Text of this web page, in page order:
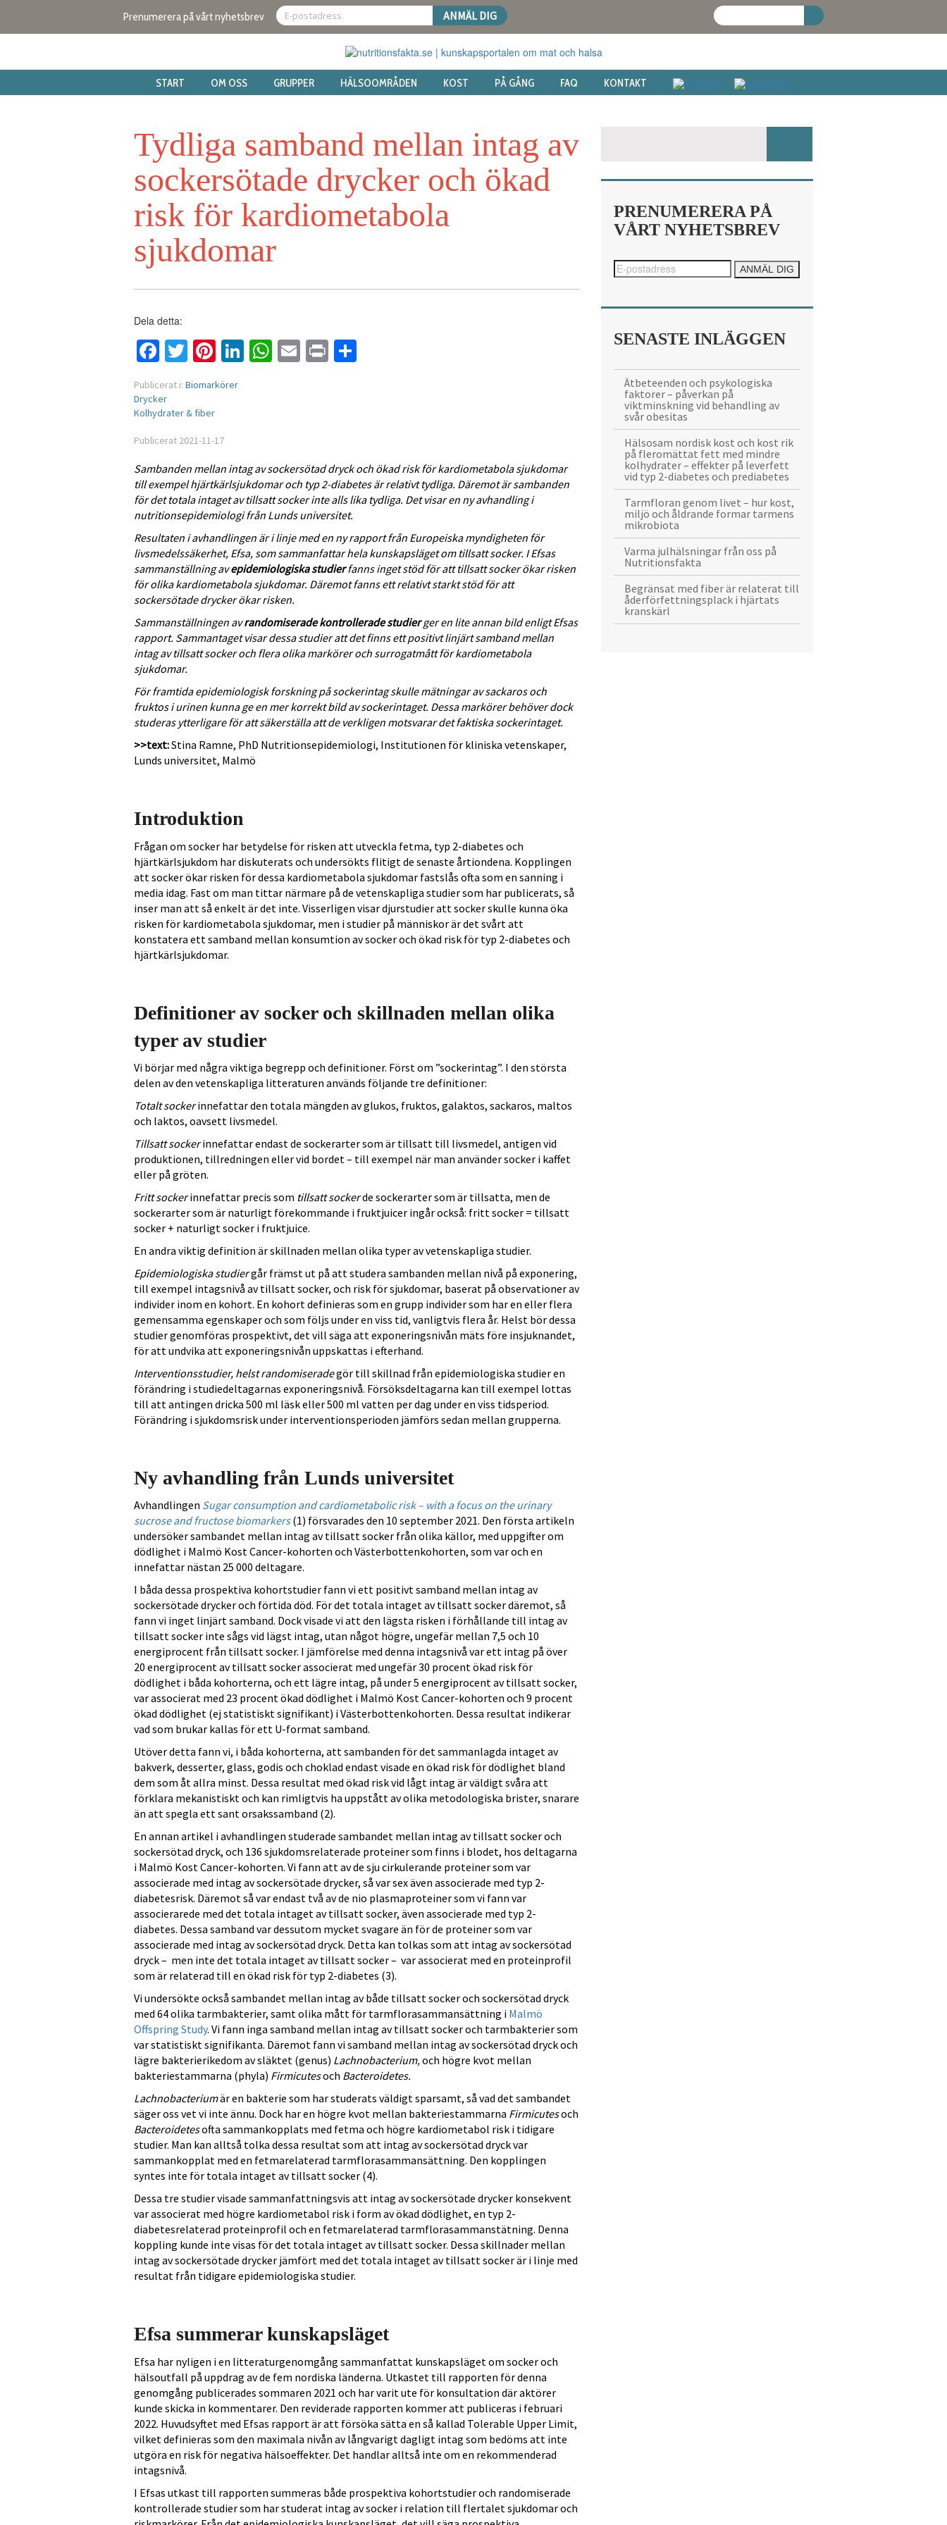
Prenumerera på vårt nyhetsbrev
START OM OSS GRUPPER HÄLSOOMRÅDEN KOST PÅ GÅNG FAQ KONTAKT
Tydliga samband mellan intag av
sockersötade drycker och ökad
risk för kardiometabola
sjukdomar
Dela detta:
Facebook
Twitter
Pinterest
LinkedIn
WhatsApp
Email
Print
Publicerat i: Biomarkörer
Drycker
Kolhydrater & fiber
Publicerat 2021-11-17
Sambanden mellan intag av sockersötad dryck och ökad risk för kardiometabola sjukdomar
till exempel hjärtkärlsjukdomar och typ 2-diabetes är relativt tydliga. Däremot är sambanden
för det totala intaget av tillsatt socker inte alls lika tydliga. Det visar en ny avhandling i
nutritionsepidemiologi från Lunds universitet.
Resultaten i avhandlingen är i linje med en ny rapport från Europeiska myndigheten för
livsmedelssäkerhet, Efsa, som sammanfattar hela kunskapsläget om tillsatt socker. I Efsas
sammanställning avepidemiologiskastudierfanns inget stöd för att tillsatt socker ökar risken
för olika kardiometabola sjukdomar. Däremot fanns ett relativt starkt stöd för att
sockersötade drycker ökar risken.
Sammanställningen avrandomiserade kontrollerade studierger en lite annan bild enligt Efsas
rapport. Sammantaget visar dessa studier att det finns ett positivt linjärt samband mellan
intag av tillsatt socker och flera olika markörer och surrogatmått för kardiometabola
sjukdomar.
För framtida epidemiologisk forskning på sockerintag skulle mätningar av sackaros och
fruktos i urinen kunna ge en mer korrekt bild av sockerintaget. Dessa markörer behöver dock
studeras ytterligare för att säkerställa att de verkligen motsvarar det faktiska sockerintaget.
>>text:Stina Ramne, PhD Nutritionsepidemiologi, Institutionen för kliniska vetenskaper,
Lunds universitet, Malmö
Introduktion
Frågan om socker har betydelse för risken att utveckla fetma, typ 2-diabetes och
hjärtkärlsjukdom har diskuterats och undersökts flitigt de senaste årtiondena. Kopplingen
att socker ökar risken för dessa kardiometabola sjukdomar fastslås ofta som en sanning i
media idag. Fast om man tittar närmare på de vetenskapliga studier som har publicerats, så
inser man att så enkelt är det inte. Visserligen visar djurstudier att socker skulle kunna öka
risken för kardiometabola sjukdomar, men i studier på människor är det svårt att
konstatera ett samband mellan konsumtion av socker och ökad risk för typ 2-diabetes och
hjärtkärlsjukdomar.
Definitioner av socker och skillnaden mellan olika
typer av studier
Vi börjar med några viktiga begrepp och definitioner. Först om ”sockerintag”. I den största
delen av den vetenskapliga litteraturen används följande tre definitioner:
Totalt sockerinnefattar den totala mängden av glukos, fruktos, galaktos, sackaros, maltos
och laktos, oavsett livsmedel.
Tillsatt sockerinnefattar endast de sockerarter som är tillsatt till livsmedel, antigen vid
produktionen, tillredningen eller vid bordet – till exempel när man använder socker i kaffet
eller på gröten.
Fritt sockerinnefattar precis som tillsatt sockerde sockerarter som är tillsatta, men de
sockerarter som är naturligt förekommande i fruktjuicer ingår också: fritt socker = tillsatt
socker + naturligt socker i fruktjuice.
En andra viktig definition är skillnaden mellan olika typer av vetenskapliga studier.
Epidemiologiska studiergår främst ut på att studera sambanden mellan nivå på exponering,
till exempel intagsnivå av tillsatt socker, och risk för sjukdomar, baserat på observationer av
individer inom en kohort. En kohort definieras som en grupp individer som har en eller flera
gemensamma egenskaper och som följs under en viss tid, vanligtvis flera år. Helst bör dessa
studier genomföras prospektivt, det vill säga att exponeringsnivån mäts före insjuknandet,
för att undvika att exponeringsnivån uppskattas i efterhand.
Interventionsstudier, helst randomiseradegör till skillnad från epidemiologiska studier en
förändring i studiedeltagarnas exponeringsnivå. Försöksdeltagarna kan till exempel lottas
till att antingen dricka 500 ml läsk eller 500 ml vatten per dag under en viss tidsperiod.
Förändring i sjukdomsrisk under interventionsperioden jämförs sedan mellan grupperna.
Ny avhandling från Lunds universitet
Avhandlingen Sugar consumption and cardiometabolic risk – with a focus on the urinary
sucrose and fructose biomarkers(1) försvarades den 10 september 2021. Den första artikeln
undersöker sambandet mellan intag av tillsatt socker från olika källor, med uppgifter om
dödlighet i Malmö Kost Cancer-kohorten och Västerbottenkohorten, som var och en
innefattar nästan 25 000 deltagare.
I båda dessa prospektiva kohortstudier fann vi ett positivt samband mellan intag av
sockersötade drycker och förtida död. För det totala intaget av tillsatt socker däremot, så
fann vi inget linjärt samband. Dock visade vi att den lägsta risken i förhållande till intag av
tillsatt socker inte sågs vid lägst intag, utan något högre, ungefär mellan 7,5 och 10
energiprocent från tillsatt socker. I jämförelse med denna intagsnivå var ett intag på över
20 energiprocent av tillsatt socker associerat med ungefär 30 procent ökad risk för
dödlighet i båda kohorterna, och ett lägre intag, på under 5 energiprocent av tillsatt socker,
var associerat med 23 procent ökad dödlighet i Malmö Kost Cancer-kohorten och 9 procent
ökad dödlighet (ej statistiskt signifikant) i Västerbottenkohorten. Dessa resultat indikerar
vad som brukar kallas för ett U-format samband.
Utöver detta fann vi, i båda kohorterna, att sambanden för det sammanlagda intaget av
bakverk, desserter, glass, godis och choklad endast visade en ökad risk för dödlighet bland
dem som åt allra minst. Dessa resultat med ökad risk vid lågt intag är väldigt svåra att
förklara mekanistiskt och kan rimligtvis ha uppstått av olika metodologiska brister, snarare
än att spegla ett sant orsakssamband (2).
En annan artikel i avhandlingen studerade sambandet mellan intag av tillsatt socker och
sockersötad dryck, och 136 sjukdomsrelaterade proteiner som finns i blodet, hos deltagarna
i Malmö Kost Cancer-kohorten. Vi fann att av de sju cirkulerande proteiner som var
associerade med intag av sockersötade drycker, så var sex även associerade med typ 2-
diabetesrisk. Däremot så var endast två av de nio plasmaproteiner som vi fann var
associerarede med det totala intaget av tillsatt socker, även associerade med typ 2-
diabetes. Dessa samband var dessutom mycket svagare än för de proteiner som var
associerade med intag av sockersötad dryck. Detta kan tolkas som att intag av sockersötad
dryck – men inte det totala intaget av tillsatt socker – var associerat med en proteinprofil
som är relaterad till en ökad risk för typ 2-diabetes (3).
Vi undersökte också sambandet mellan intag av både tillsatt socker och sockersötad dryck
med 64 olika tarmbakterier, samt olika mått för tarmflorasammansättning i Malmö
Offspring Study. Vi fann inga samband mellan intag av tillsatt socker och tarmbakterier som
var statistiskt signifikanta. Däremot fann vi samband mellan intag av sockersötad dryck och
lägre bakterierikedom av släktet (genus) Lachnobacterium,och högre kvot mellan
bakteriestammarna (phyla) Firmicutesoch Bacteroidetes.
Lachnobacteriumär en bakterie som har studerats väldigt sparsamt, så vad det sambandet
säger oss vet vi inte ännu. Dock har en högre kvot mellan bakteriestammarna Firmicutesoch
Bacteroidetesofta sammankopplats med fetma och högre kardiometabol risk i tidigare
studier. Man kan alltså tolka dessa resultat som att intag av sockersötad dryck var
sammankopplat med en fetmarelaterad tarmflorasammansättning. Den kopplingen
syntes inte för totala intaget av tillsatt socker (4).
Dessa tre studier visade sammanfattningsvis att intag av sockersötade drycker konsekvent
var associerat med högre kardiometabol risk i form av ökad dödlighet, en typ 2-
diabetesrelaterad proteinprofil och en fetmarelaterad tarmflorasammanstätning. Denna
koppling kunde inte visas för det totala intaget av tillsatt socker. Dessa skillnader mellan
intag av sockersötade drycker jämfört med det totala intaget av tillsatt socker är i linje med
resultat från tidigare epidemiologiska studier.
Efsa summerar kunskapsläget
Efsa har nyligen i en litteraturgenomgång sammanfattat kunskapsläget om socker och
hälsoutfall på uppdrag av de fem nordiska länderna. Utkastet till rapporten för denna
genomgång publicerades sommaren 2021 och har varit ute för konsultation där aktörer
kunde skicka in kommentarer. Den reviderade rapporten kommer att publiceras i februari
2022. Huvudsyftet med Efsas rapport är att försöka sätta en så kallad Tolerable Upper Limit,
vilket definieras som den maximala nivån av långvarigt dagligt intag som bedöms att inte
utgöra en risk för negativa hälsoeffekter. Det handlar alltså inte om en rekommenderad
intagsnivå.
I Efsas utkast till rapporten summeras både prospektiva kohortstudier och randomiserade
kontrollerade studier som har studerat intag av socker i relation till flertalet sjukdomar och
PRENUMERERA PÅ
VÅRT NYHETSBREV
SENASTE INLÄGGEN
Ätbeteenden och psykologiska
faktorer – påverkan på
viktminskning vid behandling av
svår obesitas
Hälsosam nordisk kost och kost rik
på fleromättat fett med mindre
kolhydrater – effekter på leverfett
vid typ 2-diabetes och prediabetes
Tarmfloran genom livet – hur kost,
miljö och åldrande formar tarmens
mikrobiota
Varma julhälsningar från oss på
Nutritionsfakta
Begränsat med fiber är relaterat till
åderförfettningsplack i hjärtats
kranskärl